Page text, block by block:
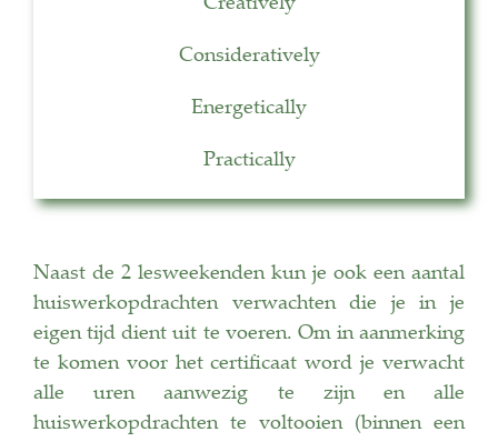
Creatively
Consideratively
Energetically
Practically
Naast de 2 lesweekenden kun je ook een aantal
huiswerkopdrachten verwachten die je in je
eigen tijd dient uit te voeren. Om in aanmerking
te komen voor het certificaat word je verwacht
alle uren aanwezig te zijn en alle
huiswerkopdrachten te voltooien (binnen een